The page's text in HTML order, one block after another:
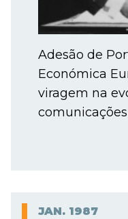
Adesão de
Económica
viragem na
JAN. 1987